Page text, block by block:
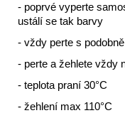
- poprvé vyperte
ustálí se tak barvy
- vždy perte s
- perte a žehlete vždy
- teplota praní 30°C
- žehlení max 110°C